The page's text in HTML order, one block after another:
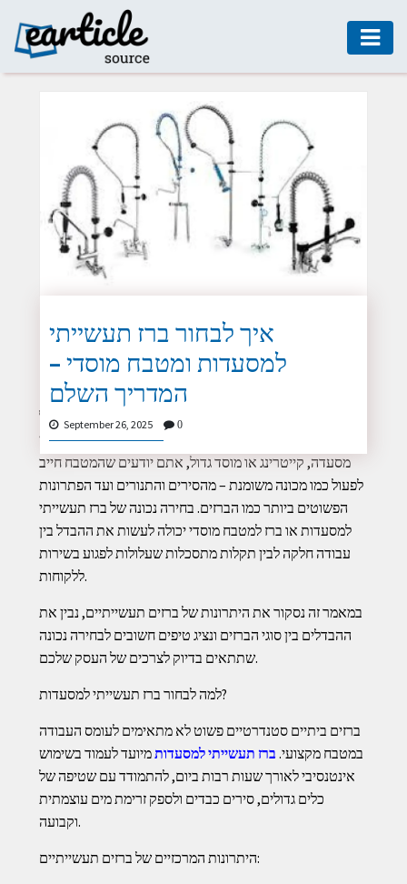
HOME
DIGITAL
MARKETING
FASHION
GUIDE
HEALTH
MODERN
DECOR
CONTACT
US
איך לבחור ברז תעשייתי
למסעדות ומטבח מוסדי –
המדריך השלם
September 26, 2025 0
בעולם המטבחים המקצועיים, כל פרט קטן משפיע על
היעילות, איכות העבודה ורמת ההיגיינה. אם אתם בעלי
מסעדה, קייטרינג או מוסד גדול, אתם יודעים שהמטבח חייב
לפעול כמו מכונה משומנת – מהסירים והתנורים ועד הפתרונות
הפשוטים ביותר כמו הברזים. בחירה נכונה של ברז תעשייתי
למסעדות או ברז למטבח מוסדי יכולה לעשות את ההבדל בין
עבודה חלקה לבין תקלות מתסכלות שעלולות לפגוע בשירות
ללקוחות.
במאמר זה נסקור את היתרונות של ברזים תעשייתיים, נבין את
ההבדלים בין סוגי הברזים ונציג טיפים חשובים לבחירה נכונה
שתתאים בדיוק לצרכים של העסק שלכם.
למה לבחור ברז תעשייתי למסעדות?
ברזים ביתיים סטנדרטיים פשוט לא מתאימים לעומס העבודה
במטבח מקצועי. ברז תעשייתי למסעדותמיועד לעמוד בשימוש
אינטנסיבי לאורך שעות רבות ביום, להתמודד עם שטיפה של
כלים גדולים, סירים כבדים ולספק זרימת מים עוצמתית
וקבועה.
היתרונות המרכזיים של ברזים תעשייתיים: